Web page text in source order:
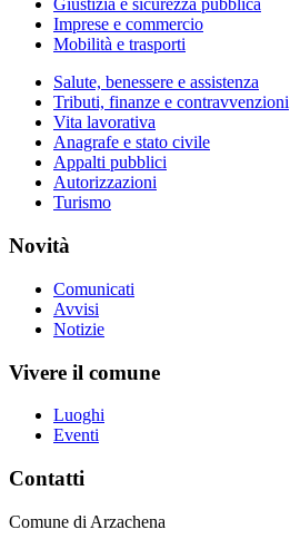
Giustizia e sicurezza pubblica
Imprese e commercio
Mobilità e trasporti
Salute, benessere e assistenza
Tributi, finanze e contravvenzioni
Vita lavorativa
Anagrafe e stato civile
Appalti pubblici
Autorizzazioni
Turismo
Novità
Comunicati
Avvisi
Notizie
Vivere il comune
Luoghi
Eventi
Contatti
Comune di Arzachena